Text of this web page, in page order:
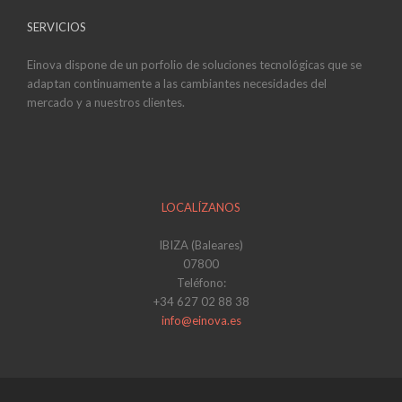
SERVICIOS
Einova dispone de un porfolio de soluciones tecnológicas que se
adaptan continuamente a las cambiantes necesidades del
mercado y a nuestros clientes.
LOCALÍZANOS
IBIZA (Baleares)
07800
Teléfono:
+34 627 02 88 38
info@einova.es